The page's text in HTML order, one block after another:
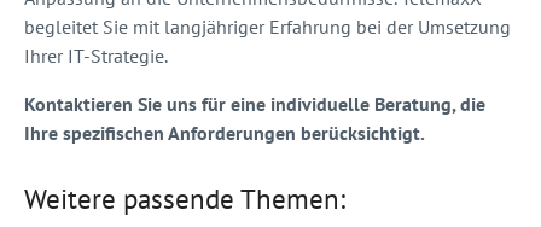
begleitet Sie mit langjähriger Erfahrung bei der Umsetzung
Ihrer IT-Strategie.
Kontaktieren Sie uns für eine individuelle Beratung, die
Ihre spezifischen Anforderungen berücksichtigt.
Weitere passende Themen: